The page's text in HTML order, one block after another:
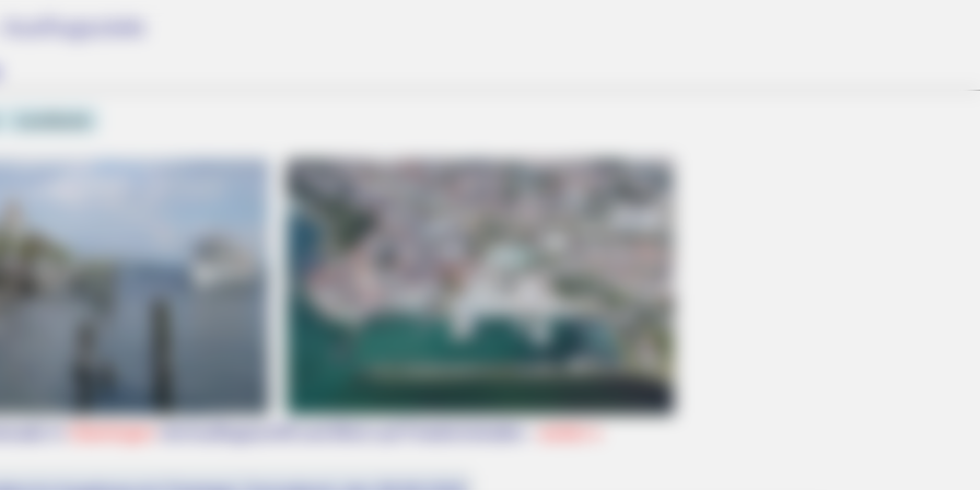
True Personality